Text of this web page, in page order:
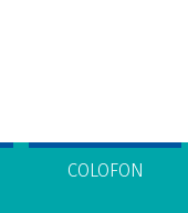
COLOFON